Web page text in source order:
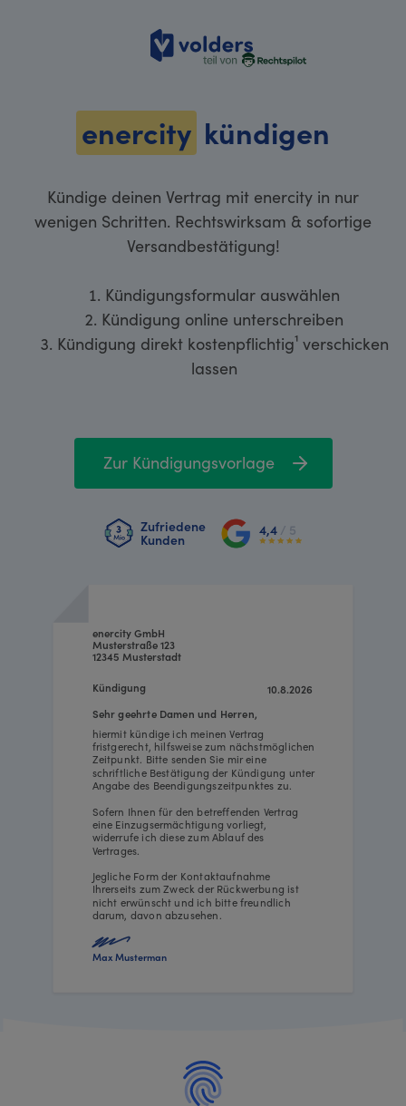
volders
enercity kündigen
Kündige deinen Vertrag mit enercity in nur
wenigen Schritten. Rechtswirksam & sofortige
Versandbestätigung!
Kündigungsformular auswählen
Kündigung online unterschreiben
Kündigung direkt kostenpflichtig¹ verschicken
lassen
Zur Kündigungsvorlage
Zufriedene
Kunden
4,4 / 5
10.8.2026
enercity GmbH
Musterstraße 123
12345 Musterstadt
hiermit kündige ich meinen Vertrag
fristgerecht, hilfsweise zum nächstmöglichen
Zeitpunkt. Bitte senden Sie mir eine
schriftliche Bestätigung der Kündigung unter
Angabe des Beendigungszeitpunktes zu.
Sofern Ihnen für den betreffenden Vertrag
eine Einzugsermächtigung vorliegt,
widerrufe ich diese zum Ablauf des
Vertrages.
Jegliche Form der Kontaktaufnahme
Ihrerseits zum Zweck der Rückwerbung ist
nicht erwünscht und ich bitte freundlich
darum, davon abzusehen.
Sehr geehrte Damen und Herren,
Kündigung
Max Musterman